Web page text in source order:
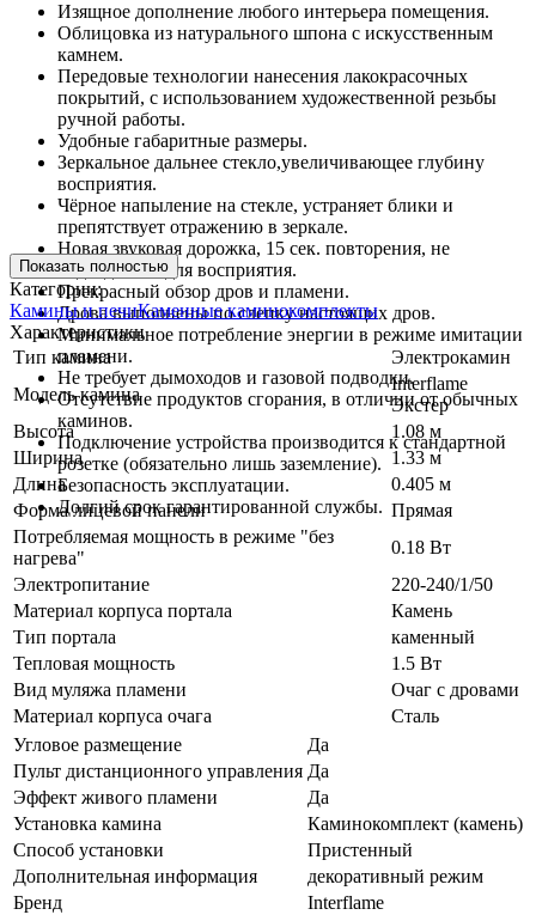
Изящное дополнение любого интерьера помещения.
Облицовка из натурального шпона с искусственным
камнем.
Передовые технологии нанесения лакокрасочных
покрытий, с использованием художественной резьбы
ручной работы.
Удобные габаритные размеры.
Зеркальное дальнее стекло,увеличивающее глубину
восприятия.
Чёрное напыление на стекле, устраняет блики и
препятствует отражению в зеркале.
Новая звуковая дорожка, 15 сек. повторения, не
надоедливая для восприятия.
Прекрасный обзор дров и пламени.
Дрова выполнены по слепку настоящих дров.
Минимальное потребление энергии в режиме имитации
пламени.
Не требует дымоходов и газовой подводки.
Отсутствие продуктов сгорания, в отличии от обычных
каминов.
Подключение устройства производится к стандартной
розетке (обязательно лишь заземление).
Безопасность эксплуатации.
Долгий срок гарантированной службы.
Показать полностью
Категории:
Камины и печиКаменные каминокомплекты
Характеристики
Тип камина
Электрокамин
Модель камина
Interflame
Экстер
Высота
1.08 м
Ширина
1.33 м
Длина
0.405 м
Форма лицевой панели
Прямая
Потребляемая мощность в режиме "без
нагрева"
0.18 Вт
Электропитание
220-240/1/50
Материал корпуса портала
Камень
Тип портала
каменный
Тепловая мощность
1.5 Вт
Вид муляжа пламени
Очаг с дровами
Материал корпуса очага
Сталь
Угловое размещение
Да
Пульт дистанционного управления Да
Эффект живого пламени
Да
Установка камина
Каминокомплект (камень)
Способ установки
Пристенный
Дополнительная информация
декоративный режим
Бренд
Interflame